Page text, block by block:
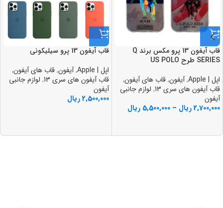
قاب آيفون 13 پرو مکس برند Q
SERIES طرح US POLO
اپل | Apple
,آیفون,قاب های آیفون,
قاب آیفون های سری 13
, لوازم جانبی
آیفون
2,700,000ریال –
5,500,000 ریال
قاب آيفون 13 پرو سيليکونی
اپل | Apple
,آیفون,قاب های آیفون,
قاب آیفون های سری 13
, لوازم جانبی
آیفون
2,500,000ریال